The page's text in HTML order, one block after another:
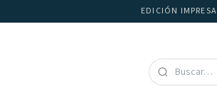
EDICIÓN IMPRESA